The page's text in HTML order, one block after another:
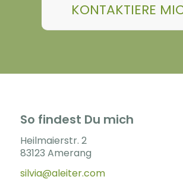
KONTAKTIERE
So findest Du mich
Heilmaierstr. 2
83123 Amerang
silvia@aleiter.com